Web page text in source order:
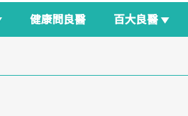
健康問良醫 百大良醫